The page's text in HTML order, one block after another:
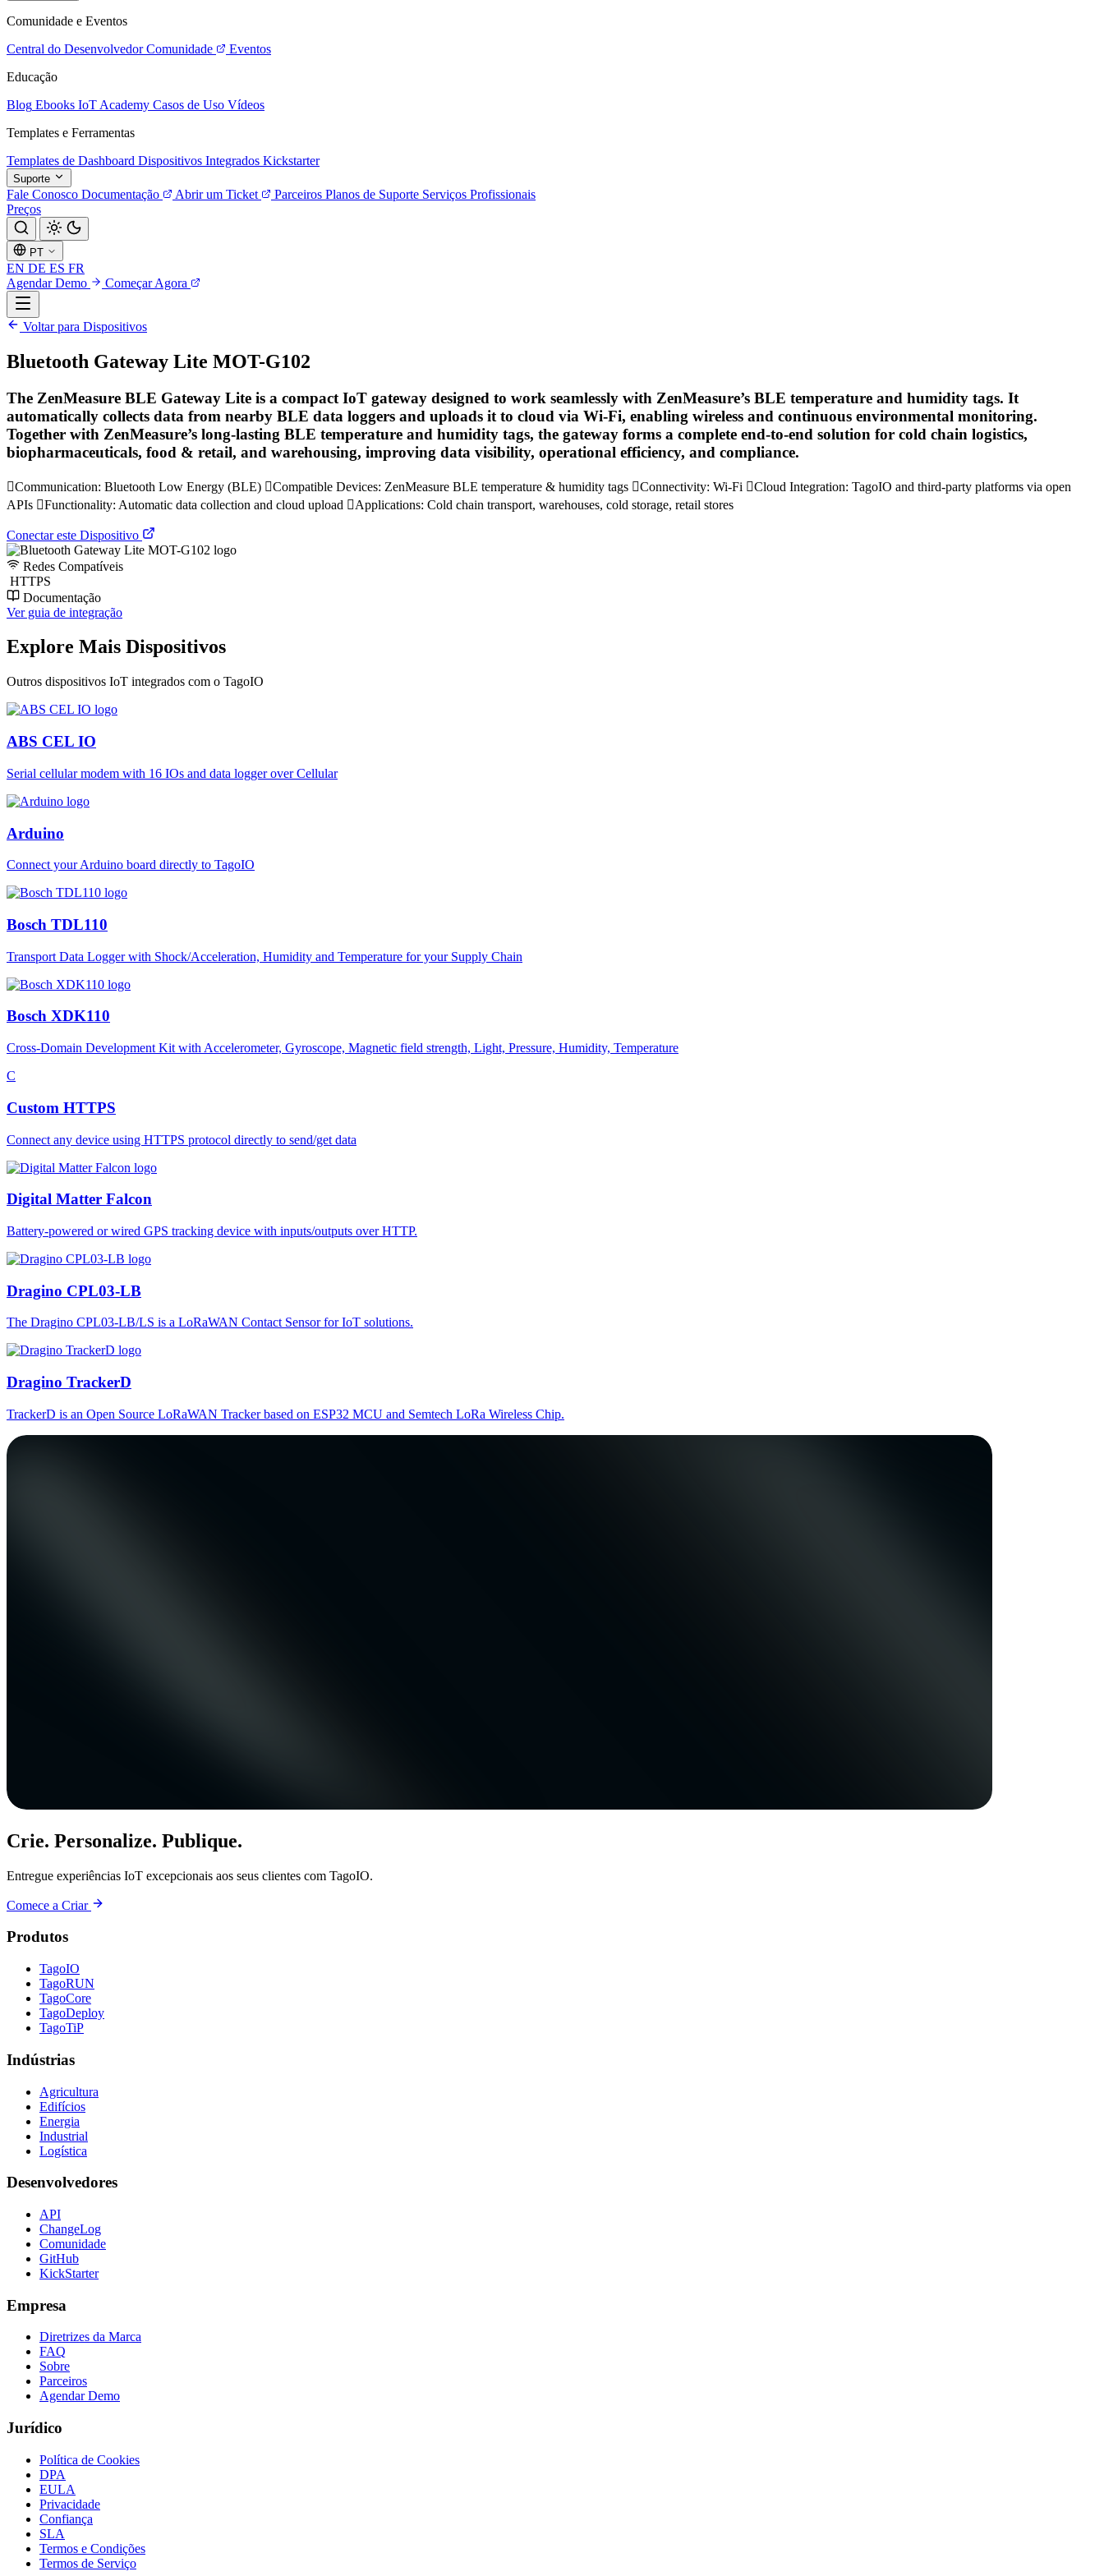
Comunidade e Eventos
Central do Desenvolvedor Comunidade
Eventos
Educação
Blog Ebooks IoT Academy Casos de Uso Vídeos
Templates e Ferramentas
Templates de Dashboard Dispositivos Integrados Kickstarter
Suporte
Fale Conosco Documentação Abrir um Ticket Parceiros Planos de Suporte Serviços Profissionais
Preços
PT
EN DE ES FR
Agendar Demo
Começar Agora
Voltar para Dispositivos
Bluetooth Gateway Lite MOT-G102
The ZenMeasure BLE Gateway Lite is a compact IoT gateway designed to work seamlessly with ZenMeasure’s BLE temperature and humidity tags. It
automatically collects data from nearby BLE data loggers and uploads it to cloud via Wi-Fi, enabling wireless and continuous environmental monitoring.
Together with ZenMeasure’s long-lasting BLE temperature and humidity tags, the gateway forms a complete end-to-end solution for cold chain logistics,
biopharmaceuticals, food & retail, and warehousing, improving data visibility, operational efficiency, and compliance.
Communication: Bluetooth Low Energy (BLE) Compatible Devices: ZenMeasure BLE temperature & humidity tags Connectivity: Wi-Fi Cloud Integration: TagoIO and third-party platforms via open
APIs Functionality: Automatic data collection and cloud upload Applications: Cold chain transport, warehouses, cold storage, retail stores
Conectar este Dispositivo
Redes Compatíveis
HTTPS
Documentação
Ver guia de integração
Explore Mais Dispositivos
Outros dispositivos IoT integrados com o TagoIO
ABS CEL IO
Serial cellular modem with 16 IOs and data logger over Cellular
Arduino
Connect your Arduino board directly to TagoIO
Bosch TDL110
Transport Data Logger with Shock/Acceleration, Humidity and Temperature for your Supply Chain
Bosch XDK110
Cross-Domain Development Kit with Accelerometer, Gyroscope, Magnetic field strength, Light, Pressure, Humidity, Temperature
C
Custom HTTPS
Connect any device using HTTPS protocol directly to send/get data
Digital Matter Falcon
Battery-powered or wired GPS tracking device with inputs/outputs over HTTP.
Dragino CPL03-LB
The Dragino CPL03-LB/LS is a LoRaWAN Contact Sensor for IoT solutions.
Dragino TrackerD
TrackerD is an Open Source LoRaWAN Tracker based on ESP32 MCU and Semtech LoRa Wireless Chip.
Crie. Personalize. Publique.
Entregue experiências IoT excepcionais aos seus clientes com TagoIO.
Comece a Criar
Produtos
TagoIO
TagoRUN
TagoCore
TagoDeploy
TagoTiP
Indústrias
Agricultura
Edifícios
Energia
Industrial
Logística
Desenvolvedores
API
ChangeLog
Comunidade
GitHub
KickStarter
Empresa
Diretrizes da Marca
FAQ
Sobre
Parceiros
Agendar Demo
Jurídico
Política de Cookies
DPA
EULA
Privacidade
Confiança
SLA
Termos e Condições
Termos de Serviço